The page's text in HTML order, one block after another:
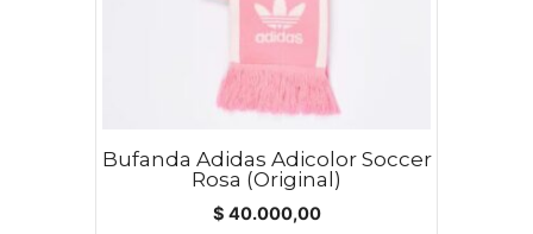
Bufanda Adidas Adicolor Soccer
Rosa (Original)
$ 40.000,00